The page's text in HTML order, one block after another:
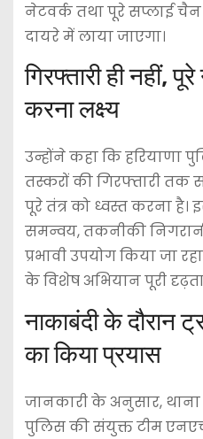
नेटवर्क तथा पूरे सप्लाई
दायरे में लाया जाएगा।
गिरफ्तारी ही नहीं,
करना लक्ष्य
उन्होंने कहा कि हरियाणा
तस्करों की गिरफ्तारी तक
पूरे तंत्र को ध्वस्त करना
समन्वय, तकनीकी
प्रभावी उपयोग किया जा
के विशेष अभियान पूरी
नाकाबंदी के दौरान
का किया प्रयास
जानकारी के अनुसार,
पुलिस की संयुक्त टीम